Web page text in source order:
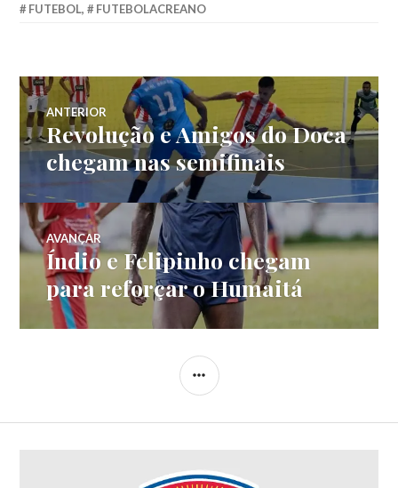
FUTEBOL, FUTEBOLACREANO
ANTERIOR
Revolução e Amigos do Doca
chegam nas semifinais
AVANÇAR
Índio e Felipinho chegam
para reforçar o Humaitá